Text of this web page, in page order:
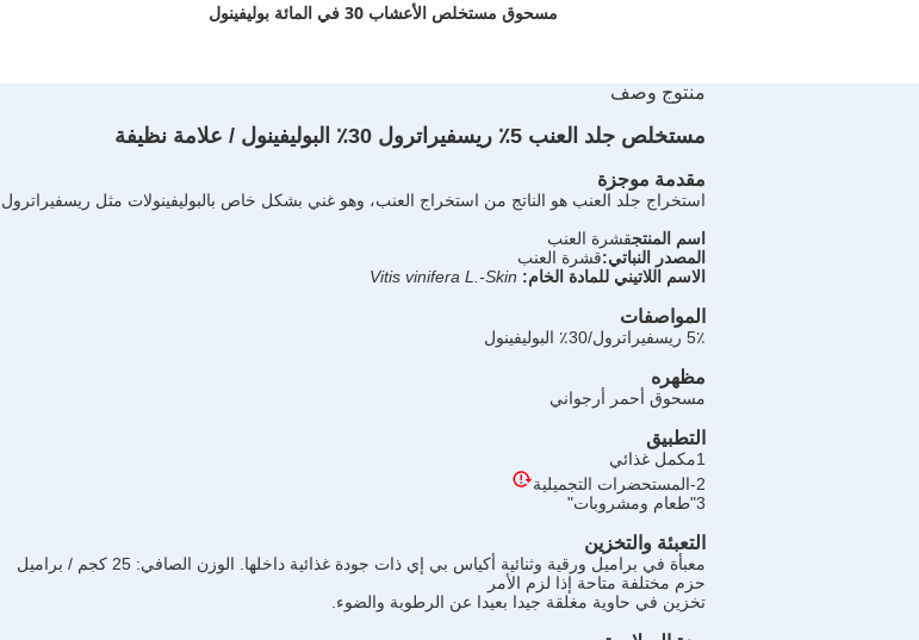
مسحوق مستخلص الأعشاب 30 في المائة بوليفينول
منتوج وصف
مستخلص جلد العنب 5٪ ريسفيراترول 30٪ البوليفينول / علامة نظيفة
مقدمة موجزة
استخراج جلد العنب هو الناتج من استخراج العنب، وهو غني بشكل خاص بالبوليفينولات مثل
اسم المنتجقشرة العنب
المصدر النباتي:قشرة العنب
الاسم اللاتيني للمادة الخام: Vitis vinifera L.-Skin
المواصفات
5٪ ريسفيراترول/30٪ البوليفينول
مظهره
مسحوق أحمر أرجواني
التطبيق
1مكمل غذائي
2-المستحضرات التجميلية
3"طعام ومشروبات"
التعبئة والتخزين
معبأة في براميل ورقية وثنائية أكياس بي إي ذات جودة غذائية داخلها. الوزن الصافي: 25 كجم / براميل
حزم مختلفة متاحة إذا لزم الأمر
تخزين في حاوية مغلقة جيدا بعيدا عن الرطوبة والضوء.